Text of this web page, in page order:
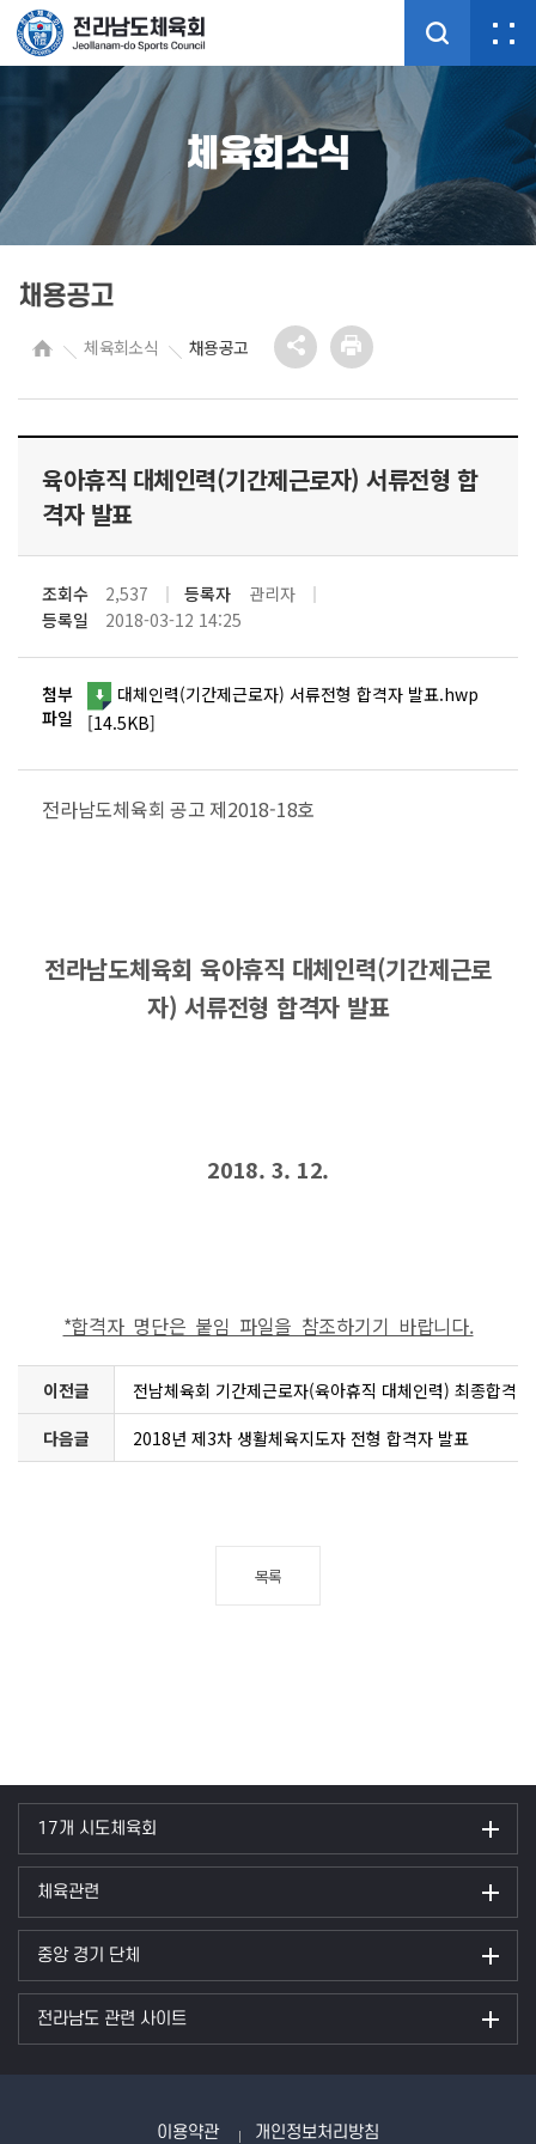
체육회소식
채용공고
체육회소식 채용공고
육아휴직 대체인력(기간제근로자) 서류전형 합
격자 발표
조회수 2,537 등록자
관리자
등록일
2018-03-12 14:25
첨부
파일
대체인력(기간제근로자) 서류전형 합격자 발표.hwp
[14.5KB]
전라남도체육회 공고 제2018-18호
전라남도체육회 육아휴직 대체인력(기간제근로
자) 서류전형 합격자 발표
2018. 3. 12.
*합격자 명단은 붙임 파일을 참조하기기 바랍니다.
이전글
전남체육회 기간제근로자(육아휴직 대체인력) 최종합격
자 공고
다음글 2018년 제3차 생활체육지도자 전형 합격자 발표
목록
17개 시도체육회
체육관련
중앙 경기 단체
전라남도 관련 사이트
이용약관 개인정보처리방침